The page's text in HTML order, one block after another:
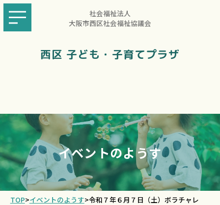
社会福祉法人
大阪市西区社会福祉協議会
西区 子ども・子育てプラザ
イベントのようす
TOP>イベントのようす>令和７年６月７日（土）ボラチャレ